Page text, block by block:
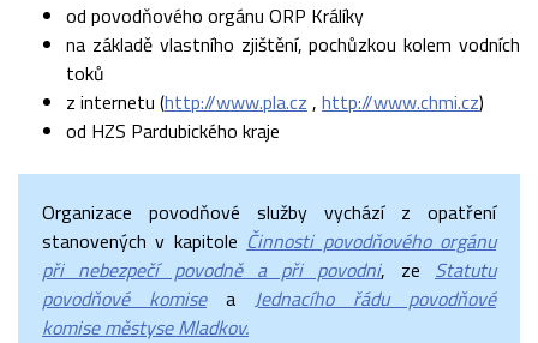
od povodňového orgánu ORP Králíky
na základě vlastního zjištění, pochůzkou kolem vodních
toků
z internetu (http://www.pla.cz , http://www.chmi.cz)
od HZS Pardubického kraje
Organizace povodňové služby vychází z opatření
stanovených v kapitole Činnosti povodňového orgánu
při nebezpečí povodně a při povodni, ze Statutu
povodňové komisea Jednacího řádu povodňové
komise městyse Mladkov.